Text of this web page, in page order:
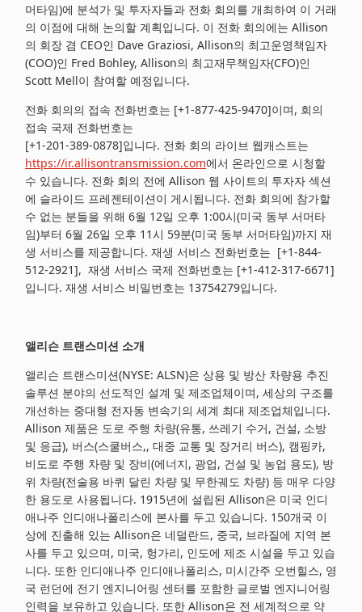
머타임)에 분석가 및 투자자들과 전화 회의를 개최하여 이 거래
의 이점에 대해 논의할 계획입니다. 이 전화 회의에는 Allison
의 회장 겸 CEO인 Dave Graziosi, Allison의 최고운영책임자
(COO)인 Fred Bohley, Allison의 최고재무책임자(CFO)인
Scott Mell이 참여할 예정입니다.
전화 회의의 접속 전화번호는 [+1-877-425-9470]이며, 회의
접속 국제 전화번호는
[+1-201-389-0878]입니다. 전화 회의 라이브 웹캐스트는
https://ir.allisontransmission.com에서 온라인으로 시청할
수 있습니다. 전화 회의 전에 Allison 웹 사이트의 투자자 섹션
에 슬라이드 프레젠테이션이 게시됩니다. 전화 회의에 참가할
수 없는 분들을 위해 6월 12일 오후 1:00시(미국 동부 서머타
임)부터 6월 26일 오후 11시 59분(미국 동부 서머타임)까지 재
생 서비스를 제공합니다. 재생 서비스 전화번호는 [+1-844-
512-2921], 재생 서비스 국제 전화번호는 [+1-412-317-6671]
입니다. 재생 서비스 비밀번호는 13754279입니다.
앨리슨 트랜스미션 소개
앨리슨 트랜스미션(NYSE: ALSN)은 상용 및 방산 차량용 추진
솔루션 분야의 선도적인 설계 및 제조업체이며, 세상의 구조를
개선하는 중대형 전자동 변속기의 세계 최대 제조업체입니다.
Allison 제품은 도로 주행 차량(유통, 쓰레기 수거, 건설, 소방
및 응급), 버스(스쿨버스,, 대중 교통 및 장거리 버스), 캠핑카,
비도로 주행 차량 및 장비(에너지, 광업, 건설 및 농업 용도), 방
위 차량(전술용 바퀴 달린 차량 및 무한궤도 차량) 등 매우 다양
한 용도로 사용됩니다. 1915년에 설립된 Allison은 미국 인디
애나주 인디애나폴리스에 본사를 두고 있습니다. 150개국 이
상에 진출해 있는 Allison은 네덜란드, 중국, 브라질에 지역 본
사를 두고 있으며, 미국, 헝가리, 인도에 제조 시설을 두고 있습
니다. 또한 인디애나주 인디애나폴리스, 미시간주 오번힐스, 영
국 런던에 전기 엔지니어링 센터를 포함한 글로벌 엔지니어링
인력을 보유하고 있습니다. 또한 Allison은 전 세계적으로 약